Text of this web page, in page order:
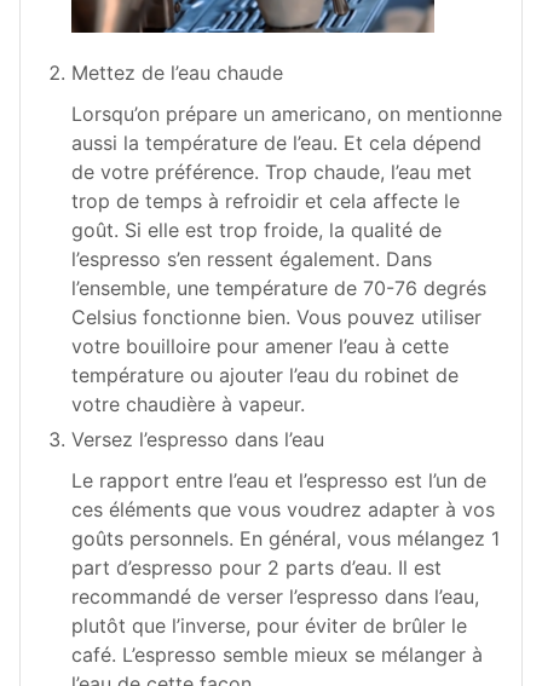
Mettez de l’eau chaude
Lorsqu’on prépare un americano, on mentionne
aussi la température de l’eau. Et cela dépend
de votre préférence. Trop chaude, l’eau met
trop de temps à refroidir et cela affecte le
goût. Si elle est trop froide, la qualité de
l’espresso s’en ressent également. Dans
l’ensemble, une température de 70-76 degrés
Celsius fonctionne bien. Vous pouvez utiliser
votre bouilloire pour amener l’eau à cette
température ou ajouter l’eau du robinet de
votre chaudière à vapeur.
Versez l’espresso dans l’eau
Le rapport entre l’eau et l’espresso est l’un de
ces éléments que vous voudrez adapter à vos
goûts personnels. En général, vous mélangez 1
part d’espresso pour 2 parts d’eau. Il est
recommandé de verser l’espresso dans l’eau,
plutôt que l’inverse, pour éviter de brûler le
café. L’espresso semble mieux se mélanger à